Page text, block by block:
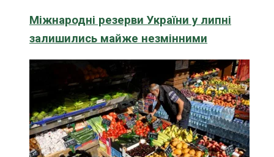
Міжнародні резерви України у липні
залишились майже незмінними